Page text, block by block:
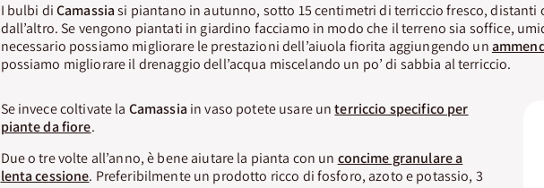
I bulbi diCamassiasi piantano in autunno, sotto 15 centimetri di terriccio fresco, distanti
dall’altro. Se vengono piantati in giardino facciamo in modo che il terreno sia soffice,
necessario possiamo migliorare le prestazioni dell’aiuola fiorita aggiungendo un
possiamo migliorare il drenaggio dell’acqua miscelando un po’ di sabbia al terriccio.
Se invece coltivate la Camassia in vaso potete usare unterriccio specifico per
piante da fiore.
Due o tre volte all’anno, è bene aiutare la pianta con un concime granulare a
lenta cessione. Preferibilmente un prodotto ricco di fosforo, azoto e potassio, 3